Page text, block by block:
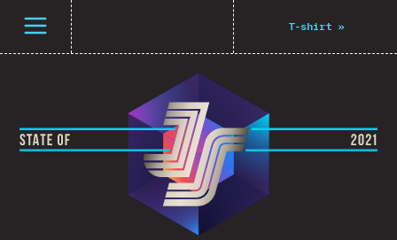
打开菜单 T-shirt»